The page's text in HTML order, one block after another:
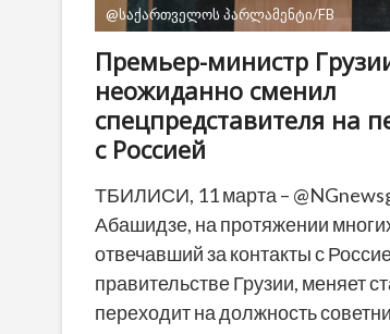
@საქართველოს პარლამენტი/FB
Премьер-министр
неожиданно сменил
спецпредставителя на
с Россией
ТБИЛИСИ, 11 марта –
Абашидзе, на протяжении
отвечавший за контакты с
правительстве Грузии, меняет
переходит на должность